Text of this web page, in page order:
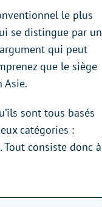
le plus
se distingue par un
qui peut
que le siège
Asie.
sont tous basés
catégories :
consiste donc à